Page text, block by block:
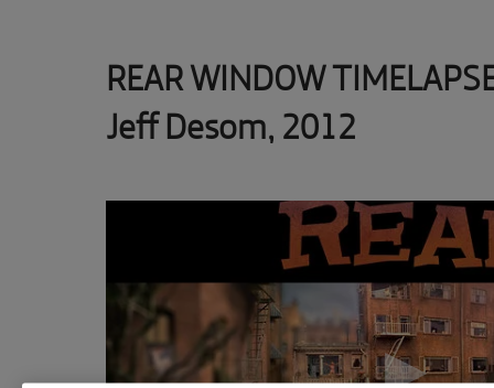
REAR WINDOW
Jeff Desom, 2012